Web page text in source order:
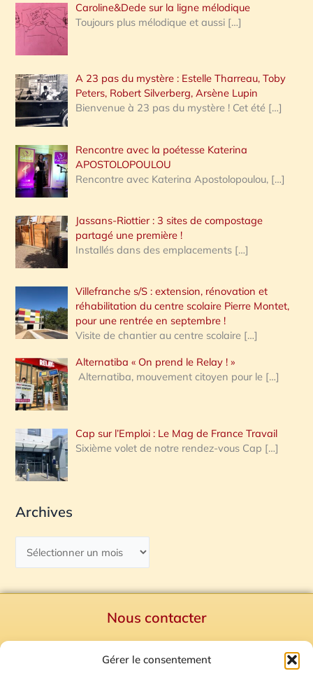
Gérer le consentement
Caroline&Dede sur la ligne mélodique
Toujours plus mélodique et aussi […]
A 23 pas du mystère : Estelle Tharreau, Toby
Peters, Robert Silverberg, Arsène Lupin
Bienvenue à 23 pas du mystère ! Cet été […]
Rencontre avec la poétesse Katerina
APOSTOLOPOULOU
Rencontre avec Katerina Apostolopoulou, […]
Jassans-Riottier : 3 sites de compostage
partagé une première !
Installés dans des emplacements […]
Villefranche s/S : extension, rénovation et
réhabilitation du centre scolaire Pierre Montet,
pour une rentrée en septembre !
Visite de chantier au centre scolaire […]
Alternatiba « On prend le Relay ! »
Alternatiba, mouvement citoyen pour le […]
Cap sur l’Emploi : Le Mag de France Travail
Sixième volet de notre rendez-vous Cap […]
Archives
Nous contacter